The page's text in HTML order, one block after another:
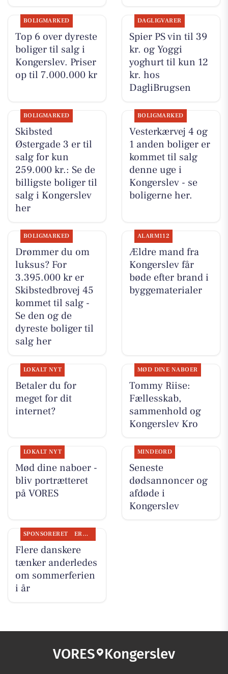
BOLIGMARKED
Top 6 over dyreste
boliger til salg i
Kongerslev. Priser
op til 7.000.000 kr
DAGLIGVARER
Spier PS vin til 39
kr. og Yoggi
yoghurt til kun 12
kr. hos
DagliBrugsen
BOLIGMARKED
Skibsted
Østergade 3 er til
salg for kun
259.000 kr.: Se de
billigste boliger til
salg i Kongerslev
her
BOLIGMARKED
Vesterkærvej 4 og
1 anden boliger er
kommet til salg
denne uge i
Kongerslev - se
boligerne her.
BOLIGMARKED
Drømmer du om
luksus? For
3.395.000 kr er
Skibstedbrovej 45
kommet til salg -
Se den og de
dyreste boliger til
salg her
ALARM112
Ældre mand fra
Kongerslev får
bøde efter brand i
byggematerialer
LOKALT NYT
Betaler du for
meget for dit
internet?
MØD DINE NABOER
Tommy Riise:
Fællesskab,
sammenhold og
Kongerslev Kro
LOKALT NYT
Mød dine naboer -
bliv portrætteret
på VORES
MINDEORD
Seneste
dødsannoncer og
afdøde i
Kongerslev
SPONSORERET ERHVERV
Flere danskere
tænker anderledes
om sommerferien
i år
VORES Kongerslev